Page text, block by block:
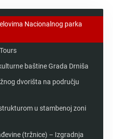
Nacionalnog parka
baštine Grada Drniša
dvorišta na području
u stambenoj zoni
(tržnice) – Izgradnja